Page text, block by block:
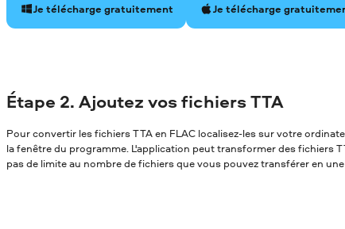
Je télécharge gratuitement Je télécharge
Étape 2. Ajoutez vos fichiers TTA
Pour convertir les fichiers TTA en FLAC localisez-les sur votre
la fenêtre du programme. L'application peut transformer des fichiers
pas de limite au nombre de fichiers que vous pouvez transférer en